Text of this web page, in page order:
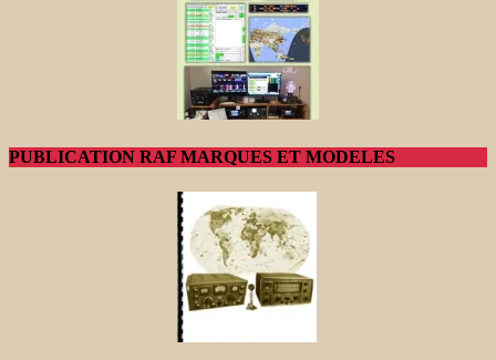
PUBLICATION RAF MARQUES ET MODELES